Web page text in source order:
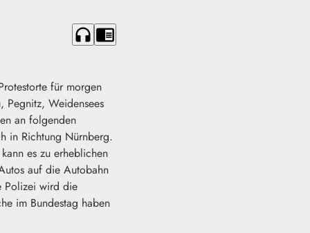
headphones chrome_reader_mode
für morgen
Pegnitz, Weidensees
an folgenden
in Richtung Nürnberg.
es zu erheblichen
auf die Autobahn
Polizei wird die
im Bundestag haben